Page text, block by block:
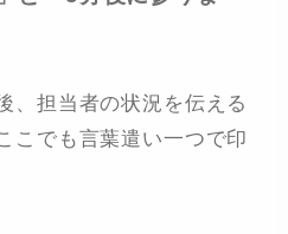
、担当者の状況を伝える
こでも言葉遣い一つで印